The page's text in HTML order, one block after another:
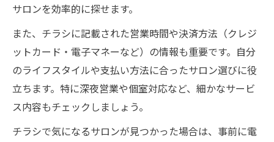
サロンを効率的に探せます。
また、チラシに記載された営業時間や決済方法（クレジ
ットカード・電子マネーなど）の情報も重要です。自分
のライフスタイルや支払い方法に合ったサロン選びに役
立ちます。特に深夜営業や個室対応など、細かなサービ
ス内容もチェックしましょう。
チラシで気になるサロンが見つかった場合は、事前に電